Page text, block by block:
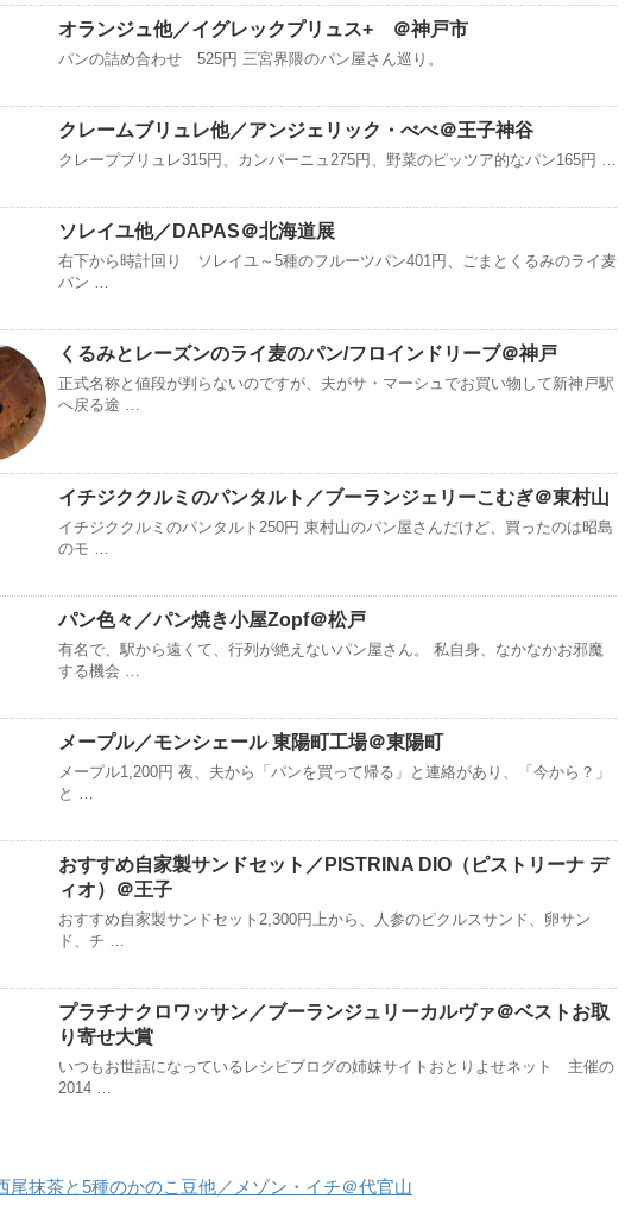
オランジュ他／イグレックプリュス+ ＠神戸市
パンの詰め合わせ 525円 三宮界隈のパン屋さん巡り。
クレームブリュレ他／アンジェリック・べべ＠王子神谷
クレープブリュレ315円、カンパーニュ275円、野菜のピッツア的なパン165円 …
ソレイユ他／DAPAS＠北海道展
右下から時計回り ソレイユ～5種のフルーツパン401円、ごまとくるみのライ麦
パン …
くるみとレーズンのライ麦のパン/フロインドリーブ＠神戸
正式名称と値段が判らないのですが、夫がサ・マーシュでお買い物して新神戸駅
へ戻る途 …
イチジククルミのパンタルト／ブーランジェリーこむぎ＠東村山
イチジククルミのパンタルト250円 東村山のパン屋さんだけど、買ったのは昭島
のモ …
パン色々／パン焼き小屋Zopf＠松戸
有名で、駅から遠くて、行列が絶えないパン屋さん。 私自身、なかなかお邪魔
する機会 …
メープル／モンシェール 東陽町工場＠東陽町
メープル1,200円 夜、夫から「パンを買って帰る」と連絡があり、「今から？」
と …
おすすめ自家製サンドセット／PISTRINA DIO（ピストリーナ デ
ィオ）＠王子
おすすめ自家製サンドセット2,300円上から、人参のピクルスサンド、卵サン
ド、チ …
プラチナクロワッサン／ブーランジュリーカルヴァ＠ベストお取
り寄せ大賞
いつもお世話になっているレシピブログの姉妹サイトおとりよせネット 主催の
2014 …
尾抹茶と5種のかのこ豆他／メゾン・イチ＠代官山